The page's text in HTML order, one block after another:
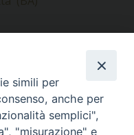
(BA)
simili per
anche per
semplici",
"misurazione" e